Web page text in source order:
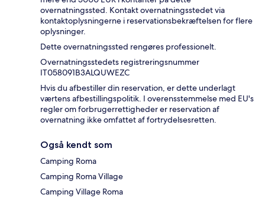
overnatningssted. Kontakt overnatningsstedet via
kontaktoplysningerne i reservationsbekræftelsen for flere
oplysninger.
Dette overnatningssted rengøres professionelt.
Overnatningsstedets registreringsnummer
IT058091B3ALQUWEZC
Hvis du afbestiller din reservation, er dette underlagt
værtens afbestillingspolitik. I overensstemmelse med EU's
regler om forbrugerrettigheder er reservation af
overnatning ikke omfattet af fortrydelsesretten.
Også kendt som
Camping Roma
Camping Roma Village
Camping Village Roma